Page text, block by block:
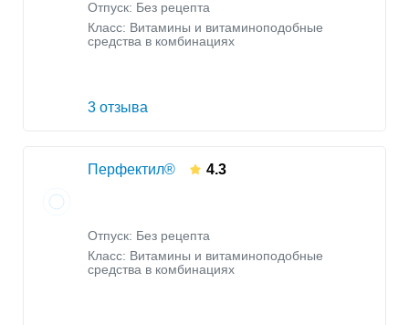
Отпуск: Без рецепта
Класс: Витамины и витаминоподобные
средства в комбинациях
3 отзыва
Перфектил® 4.3
Отпуск: Без рецепта
Класс: Витамины и витаминоподобные
средства в комбинациях